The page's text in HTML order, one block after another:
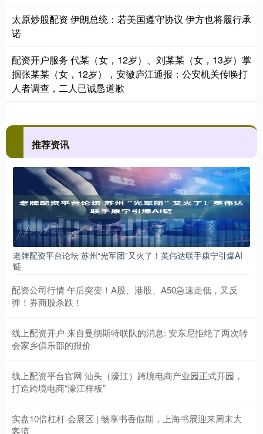
太原炒股配资 伊朗总统：若美国遵守协议 伊方也将履行承
诺
配资开户服务 代某（女，12岁）、刘某某（女，13岁）掌
掴张某某（女，12岁），安徽庐江通报：公安机关传唤打
人者调查，二人已诚恳道歉
推荐资讯
老牌配资平台论坛 苏州“光军团”又火了！英伟达联手康宁引爆AI
链
配资公司行情 午后突变！A股、港股、A50急速走低，又反
弹！券商股杀跌！
线上配资开户 来自曼彻斯特联队的消息: 安东尼拒绝了两次转
会家乡俱乐部的报价
线上配资平台官网 汕头（濠江）跨境电商产业园正式开园，
打造跨境电商“濠江样板”
实盘10倍杠杆 会展区 | 畅享书香假期，上海书展迎来周末大
客流